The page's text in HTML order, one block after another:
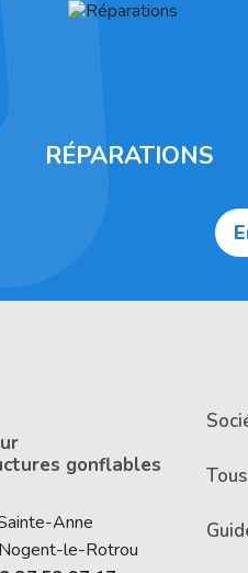
RÉPARATIONS
gonflables
Anne
Nogent-le-Rotrou